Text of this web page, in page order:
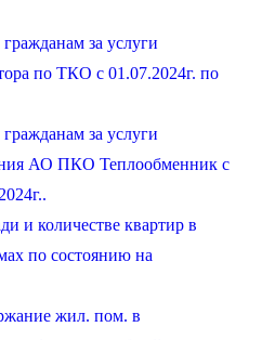
за услуги
по ТКО с 01.07.2024г. по
за услуги
АО ПКО Теплообменник с
и количестве квартир в
по состоянию на
жил. пом. в